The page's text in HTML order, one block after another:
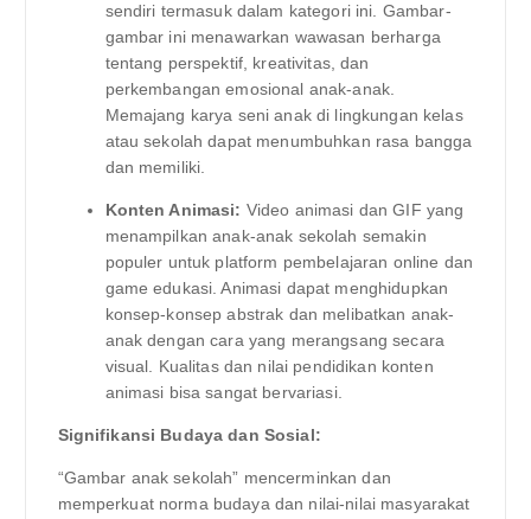
sendiri termasuk dalam kategori ini. Gambar-
gambar ini menawarkan wawasan berharga
tentang perspektif, kreativitas, dan
perkembangan emosional anak-anak.
Memajang karya seni anak di lingkungan kelas
atau sekolah dapat menumbuhkan rasa bangga
dan memiliki.
Konten Animasi: Video animasi dan GIF yang
menampilkan anak-anak sekolah semakin
populer untuk platform pembelajaran online dan
game edukasi. Animasi dapat menghidupkan
konsep-konsep abstrak dan melibatkan anak-
anak dengan cara yang merangsang secara
visual. Kualitas dan nilai pendidikan konten
animasi bisa sangat bervariasi.
Signifikansi Budaya dan Sosial:
“Gambar anak sekolah” mencerminkan dan
memperkuat norma budaya dan nilai-nilai masyarakat